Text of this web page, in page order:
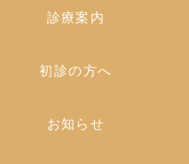
診療案内
初診の方へ
お知らせ